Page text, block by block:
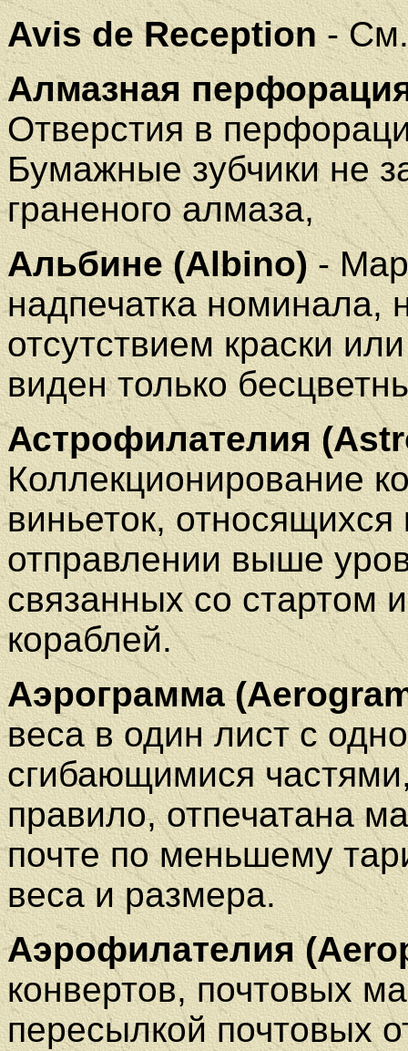
Avis de Reception- См.
Алмазная
Отверстия в
Бумажные зубчики не
граненого алмаза,
Альбине (Albino)-
надпечатка номинала,
отсутствием краски
виден только
Астрофилателия
Коллекционирование
виньеток, относящихся
отправлении выше
связанных со стартом
кораблей.
Аэрограмма
веса в один лист с
сгибающимися
правило, отпечатана
почте по меньшему
веса и размера.
Аэрофилателия
конвертов, почтовых
пересылкой почтовых